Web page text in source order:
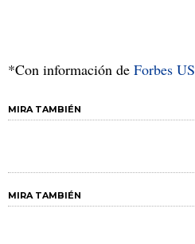
*Con información de Forbes US
MIRA TAMBIÉN
MIRA TAMBIÉN